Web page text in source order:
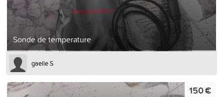
Sonde de temperature
gaelle S
150 €